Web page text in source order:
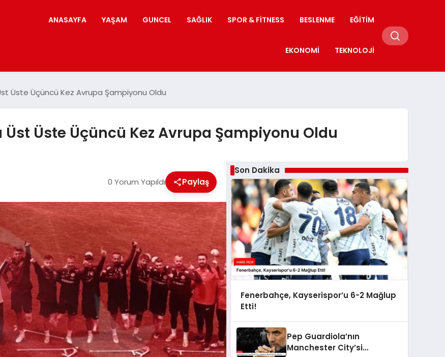
ANASAYFA YAŞAM GUNCEL SAĞLIK SPOR & FITNESS BESLENME EĞITIM
EKONOMI TEKNOLOJI
Üste Üçüncü Kez Avrupa Şampiyonu Oldu
Üst Üste Üçüncü Kez Avrupa Şampiyonu Oldu
0 Yorum Yapıldı Paylaş
Son Dakika
Fenerbahçe, Kayserispor’u 6-2 Mağlup
Etti!
Pep Guardiola’nın
Manchester City’si